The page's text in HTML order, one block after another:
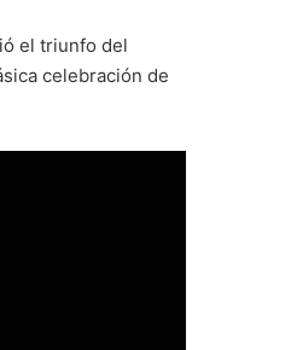
el triunfo del
celebración de